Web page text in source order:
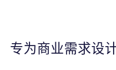
专为商业需求设